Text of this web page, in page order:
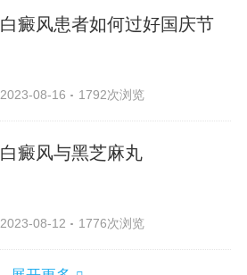
白癜风患者如何过好国庆节
2023-08-16 1792次浏览
白癜风与黑芝麻丸
2023-08-12 1776次浏览